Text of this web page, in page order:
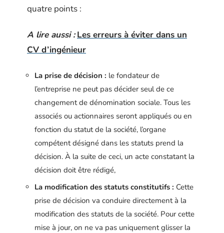
quatre points :
A lire aussi : Les erreurs à éviter dans un
CV d’ingénieur
La prise de décision : le fondateur de
l’entreprise ne peut pas décider seul de ce
changement de dénomination sociale. Tous les
associés ou actionnaires seront appliqués ou en
fonction du statut de la société, l’organe
compétent désigné dans les statuts prend la
décision. À la suite de ceci, un acte constatant la
décision doit être rédigé,
La modification des statuts constitutifs : Cette
prise de décision va conduire directement à la
modification des statuts de la société. Pour cette
mise à jour, on ne va pas uniquement glisser la